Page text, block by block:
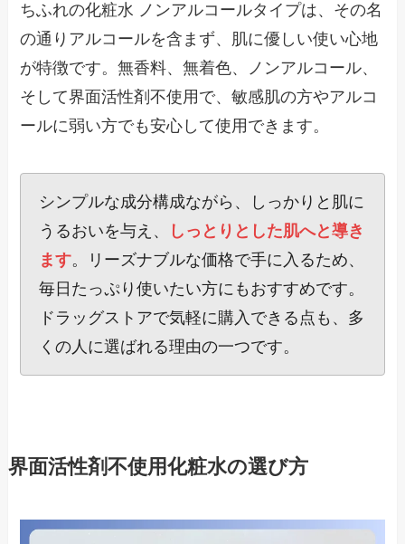
ちふれの化粧水 ノンアルコールタイプは、その名
の通りアルコールを含まず、肌に優しい使い心地
が特徴です。無香料、無着色、ノンアルコール、
そして界面活性剤不使用で、敏感肌の方やアルコ
ールに弱い方でも安心して使用できます。
シンプルな成分構成ながら、しっかりと肌に
うるおいを与え、
しっとりとした肌へと導き
ます。リーズナブルな価格で手に入るため、
毎日たっぷり使いたい方にもおすすめです。
ドラッグストアで気軽に購入できる点も、多
くの人に選ばれる理由の一つです。
界面活性剤不使用化粧水の選び方